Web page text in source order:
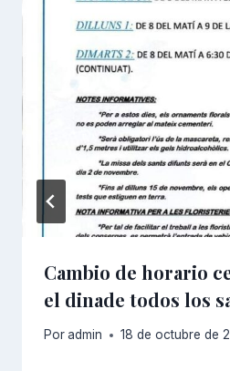
Cambio de horario
el dinade todos los
Poradmin 18 de octubre de